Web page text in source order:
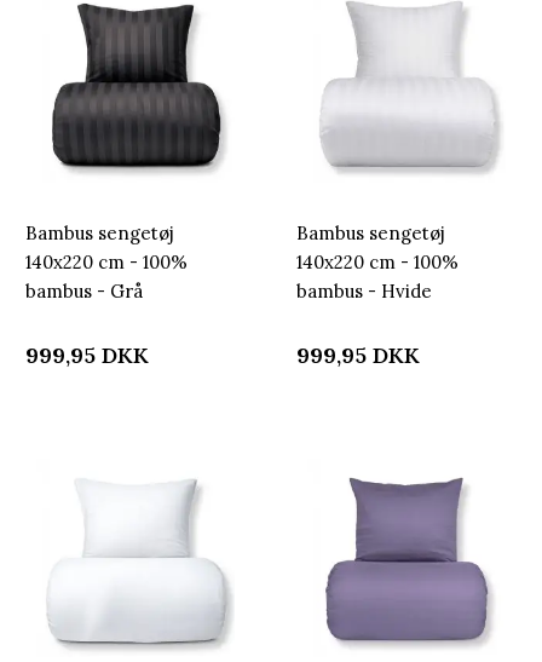
Bambus sengetøj
140x220 cm - 100%
bambus - Grå
999,95 DKK
Bambus sengetøj
140x220 cm - 100%
bambus - Hvide
999,95 DKK